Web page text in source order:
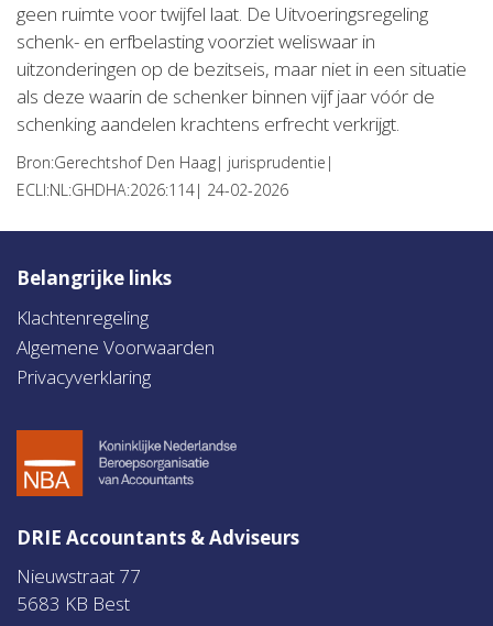
geen ruimte voor twijfel laat. De Uitvoeringsregeling
schenk- en erfbelasting voorziet weliswaar in
uitzonderingen op de bezitseis, maar niet in een situatie
als deze waarin de schenker binnen vijf jaar vóór de
schenking aandelen krachtens erfrecht verkrijgt.
Bron:Gerechtshof Den Haag| jurisprudentie|
ECLI:NL:GHDHA:2026:114| 24-02-2026
Belangrijke links
Klachtenregeling
Algemene Voorwaarden
Privacyverklaring
DRIE Accountants & Adviseurs
Nieuwstraat 77
5683 KB Best